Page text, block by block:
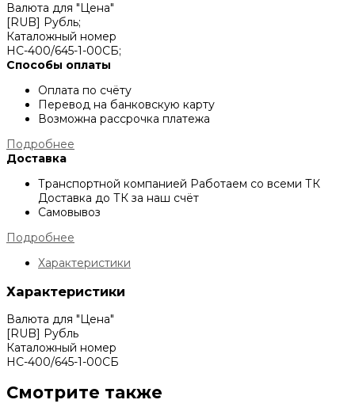
Валюта для "Цена"
[RUB] Рубль;
Каталожный номер
НС-400/645-1-00СБ;
Способы оплаты
Оплата по счёту
Перевод на банковскую карту
Возможна рассрочка платежа
Подробнее
Доставка
Транспортной компанией Работаем со всеми ТК
Доставка до ТК за наш счёт
Самовывоз
Подробнее
Характеристики
Характеристики
Валюта для "Цена"
[RUB] Рубль
Каталожный номер
НС-400/645-1-00СБ
Смотрите также